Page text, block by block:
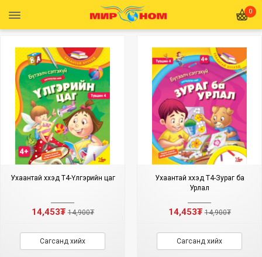
0
Ухаантай хүүхэд Т4-Үлгэрийн цаг
14,453₮14,900₮
Сагсанд хийх
Ухаантай хүүхэд Т4-Зураг ба
Урлал
14,453₮14,900₮
Сагсанд хийх